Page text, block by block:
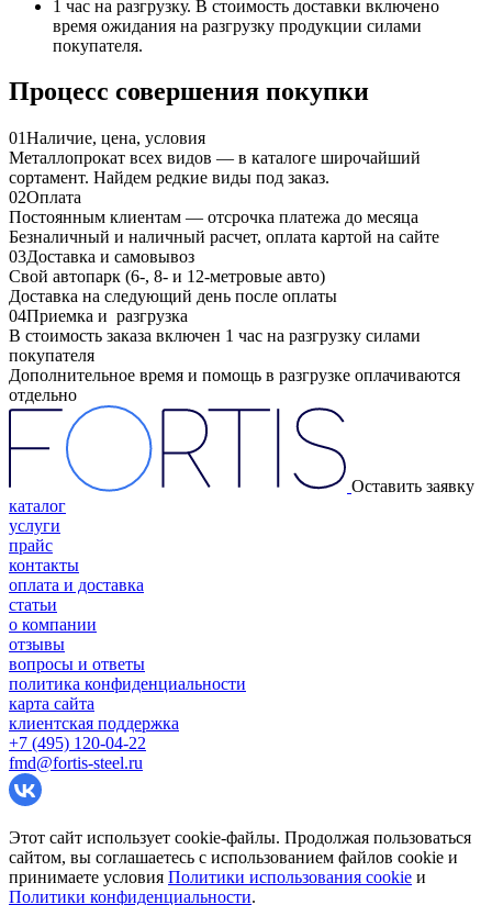
1 час на разгрузку. В стоимость доставки включено
время ожидания на разгрузку продукции силами
покупателя.
Процесс совершения покупки
01Наличие, цена, условия
Металлопрокат всех видов — в каталоге широчайший
сортамент. Найдем редкие виды под заказ.
02Оплата
Постоянным клиентам — отсрочка платежа до месяца
Безналичный и наличный расчет, оплата картой на сайте
03Доставка и самовывоз
Свой автопарк (6-, 8- и 12-метровые авто)
Доставка на следующий день после оплаты
04Приемка и разгрузка
В стоимость заказа включен 1 час на разгрузку силами
покупателя
Дополнительное время и помощь в разгрузке оплачиваются
отдельно
Оставить заявку
каталог
услуги
прайс
контакты
оплата и доставка
статьи
о компании
отзывы
вопросы и ответы
политика конфиденциальности
карта сайта
клиентская поддержка
+7 (495) 120-04-22
fmd@fortis-steel.ru
Этот сайт использует cookie-файлы. Продолжая пользоваться
сайтом, вы соглашаетесь с использованием файлов cookie и
принимаете условия Политики использования cookie и
Политики конфиденциальности.